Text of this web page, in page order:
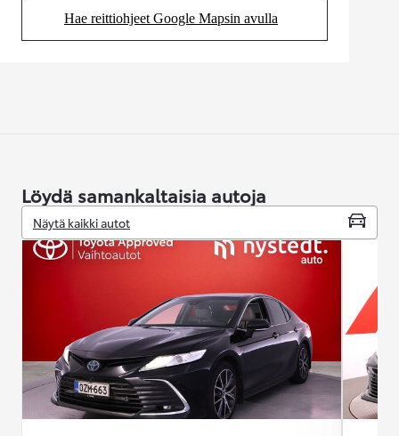
Hae reittiohjeet Google Mapsin avulla
(Aukeaa uudessa välilehdessä)
Löydä samankaltaisia autoja
Näytä kaikki autot